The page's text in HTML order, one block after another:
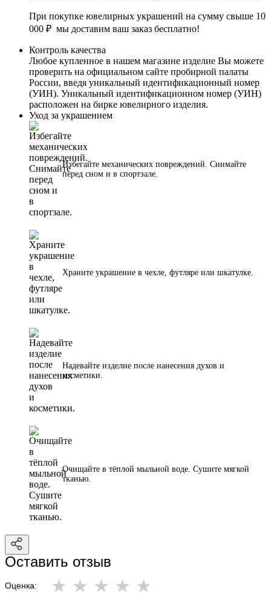
При покупке ювелирных украшений на сумму свыше 10
000 ₽ мы доставим ваш заказ бесплатно!
Контроль качества
Любое купленное в нашем магазине изделие Вы можете
проверить на официальном сайте пробирной палаты
России, введя уникальный идентификационный номер
(УИН). Уникальный идентификационном номер (УИН)
расположен на бирке ювелирного изделия.
Уход за украшением
Избегайте механических повреждений. Снимайте
перед сном и в спортзале.
Храните украшение в чехле, футляре или шкатулке.
Надевайте изделие после нанесения духов и
косметики.
Очищайте в тёплой мыльной воде. Сушите мягкой
тканью.
Оставить отзыв
Оценка: